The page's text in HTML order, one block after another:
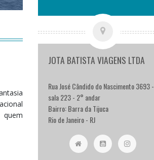
quem
JOTA BATISTA VIAGENS LTDA
Rua José Cândido do Nascimento 3693 -
sala 223 - 2° andar
Bairro: Barra da Tijuca
Rio de Janeiro - RJ